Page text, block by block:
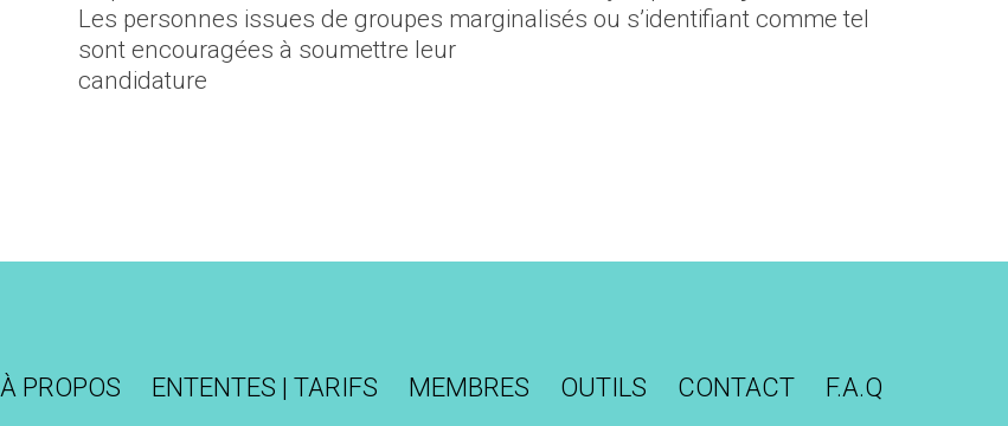
Les personnes issues de groupes marginalisés ou s’identifiant comme tel
sont encouragées à soumettre leur
candidature
À PROPOS ENTENTES | TARIFS MEMBRES OUTILS CONTACT F.A.Q